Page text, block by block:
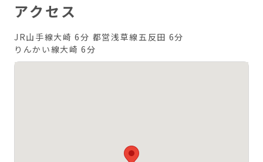
アクセス
JR山手線大崎 6分 都営浅草線五反田 6分
りんかい線大崎 6分